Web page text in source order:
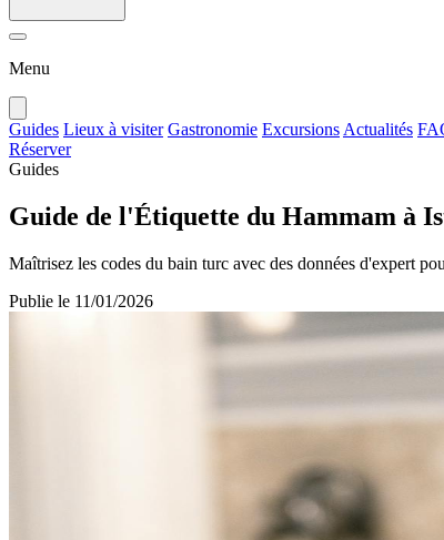
Menu
Guides Lieux à visiter Gastronomie Excursions Actualités
Réserver
Guides
Guide de l'Étiquette du Hammam à
Maîtrisez les codes du bain turc avec des données d'expert
Publie le 11/01/2026